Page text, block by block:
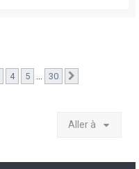
4 5 … 30
Aller à